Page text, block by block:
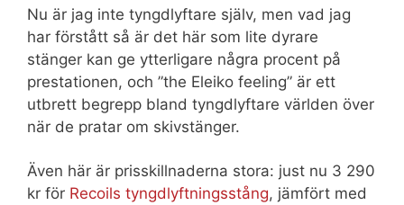
Nu är jag inte tyngdlyftare själv, men vad jag
har förstått så är det här som lite dyrare
stänger kan ge ytterligare några procent på
prestationen, och ”the Eleiko feeling” är ett
utbrett begrepp bland tyngdlyftare världen över
när de pratar om skivstänger.
Även här är prisskillnaderna stora: just nu 3 290
kr för Recoils tyngdlyftningsstång, jämfört med